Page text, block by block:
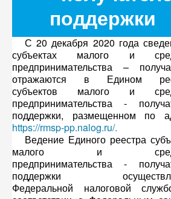
поддержки
С 20 декабря 2020 года
субъектах малого и
предпринимательства –
отражаются в Едином
субъектов малого и
предпринимательства -
поддержки, размещенном по
https://rmsp-pp.nalog.ru/.
Ведение Единого реестра
малого и
предпринимательства -
поддержки
Федеральной налоговой